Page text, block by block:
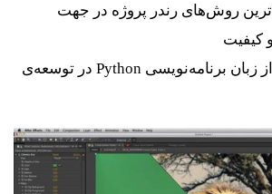
روش‌های رندر پروژه در جهت
کیفیت
قابلیت استفاده از زبان برنامه‌نویسی Python در توسعه‌ی